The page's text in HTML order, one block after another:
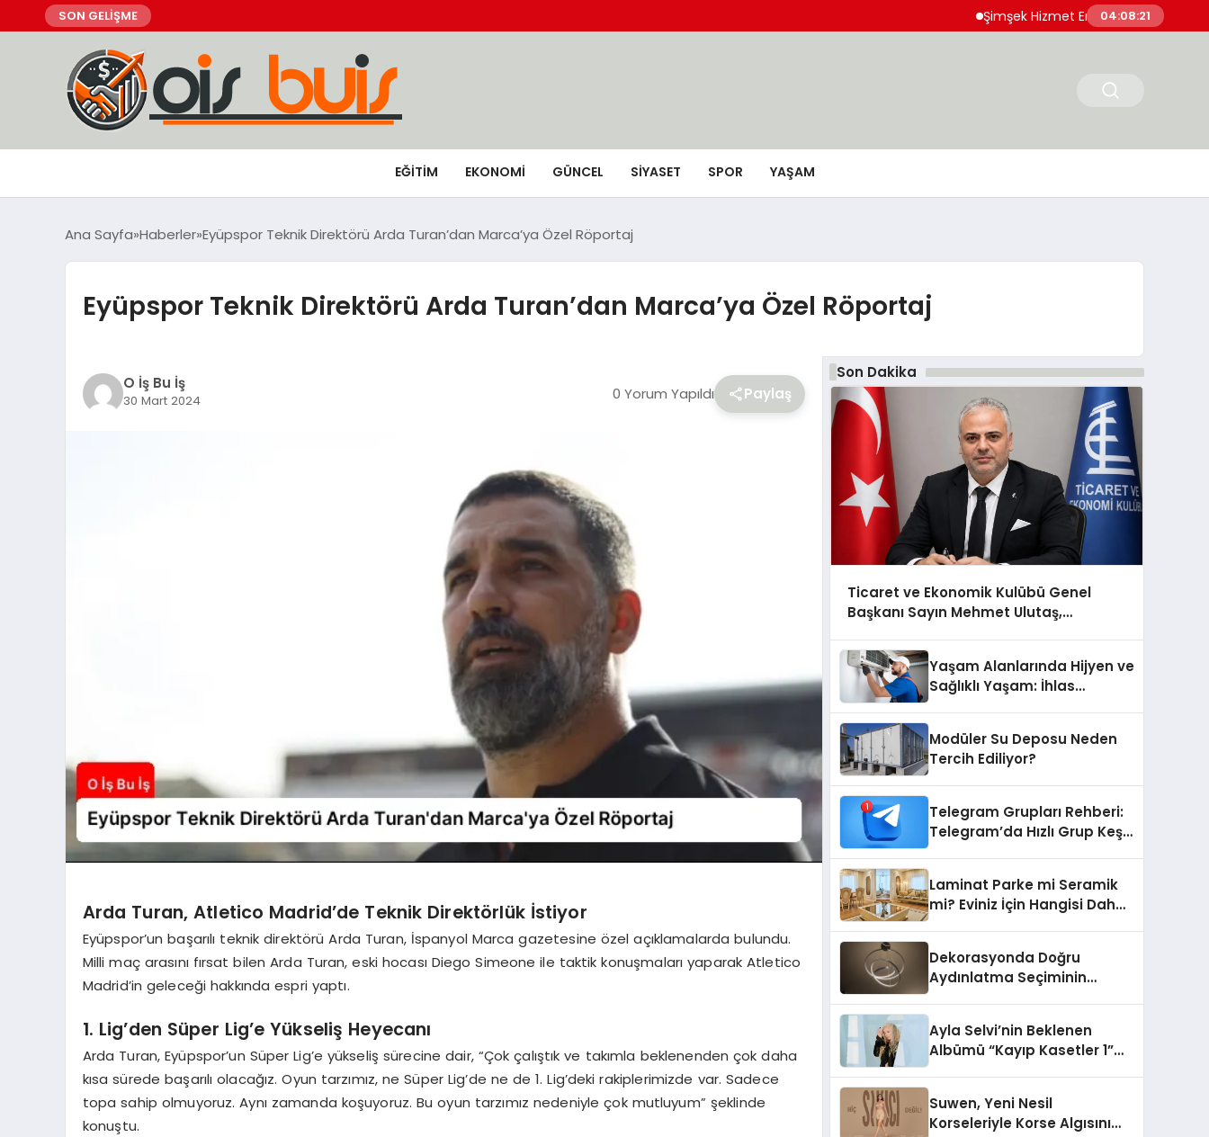
SON GELİŞME Şimşek Hizmet Enflasyonunda Katılığın
04:08:22
EĞİTİM EKONOMİ GÜNCEL SIYASET SPOR YAŞAM
Ana Sayfa Haberler Eyüpspor Teknik Direktörü Arda Turan’dan Marca’ya Özel Röportaj
Eyüpspor Teknik Direktörü Arda Turan’dan Marca’ya Özel Röportaj
O İş Bu İş
30 Mart 2024 0 Yorum Yapıldı Paylaş
Arda Turan, Atletico Madrid’de Teknik Direktörlük İstiyor
Eyüpspor’un başarılı teknik direktörü Arda Turan, İspanyol Marca gazetesine özel açıklamalarda bulundu.
Milli maç arasını fırsat bilen Arda Turan, eski hocası Diego Simeone ile taktik konuşmaları yaparak Atletico
Madrid’in geleceği hakkında espri yaptı.
1. Lig’den Süper Lig’e Yükseliş Heyecanı
Arda Turan, Eyüpspor’un Süper Lig’e yükseliş sürecine dair, “Çok çalıştık ve takımla beklenenden çok daha
kısa sürede başarılı olacağız. Oyun tarzımız, ne Süper Lig’de ne de 1. Lig’deki rakiplerimizde var. Sadece
topa sahip olmuyoruz. Aynı zamanda koşuyoruz. Bu oyun tarzımız nedeniyle çok mutluyum” şeklinde
konuştu.
Son Dakika
Ticaret ve Ekonomik Kulübü Genel
Başkanı Sayın Mehmet Ulutaş,
şunları kaydetti:
Yaşam Alanlarında Hijyen ve
Sağlıklı Yaşam: İhlas
Modüler Su Deposu Neden
Tercih Ediliyor?
Telegram Grupları Rehberi:
Telegram’da Hızlı Grup Keşfi
Laminat Parke mi Seramik
mi? Eviniz İçin Hangisi Daha
Dekorasyonda Doğru
Aydınlatma Seçiminin
Ayla Selvi’nin Beklenen
Albümü “Kayıp Kasetler 1”
Suwen, Yeni Nesil
Korseleriyle Korse Algısını